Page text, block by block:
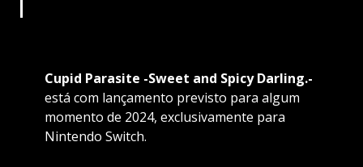
Cupid Parasite -Sweet and Spicy Darling.-
está com lançamento previsto para algum
momento de 2024, exclusivamente para
Nintendo Switch.